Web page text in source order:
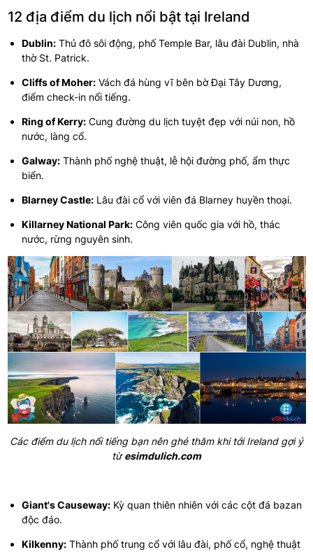
12 địa điểm du lịch nổi bật tại Ireland
Dublin:Thủ đô sôi động, phố Temple Bar, lâu đài Dublin, nhà
thờ St. Patrick.
Cliffs of Moher:Vách đá hùng vĩ bên bờ Đại Tây Dương,
điểm check-in nổi tiếng.
Ring of Kerry:Cung đường du lịch tuyệt đẹp với núi non, hồ
nước, làng cổ.
Galway:Thành phố nghệ thuật, lễ hội đường phố, ẩm thực
biển.
Blarney Castle:Lâu đài cổ với viên đá Blarney huyền thoại.
Killarney National Park:Công viên quốc gia với hồ, thác
nước, rừng nguyên sinh.
Các điểm du lịch nổi tiếng bạn nên ghé thăm khi tới Ireland gợi ý
từesimdulich.com
Giant's Causeway:Kỳ quan thiên nhiên với các cột đá bazan
độc đáo.
Kilkenny:Thành phố trung cổ với lâu đài, phố cổ, nghệ thuật